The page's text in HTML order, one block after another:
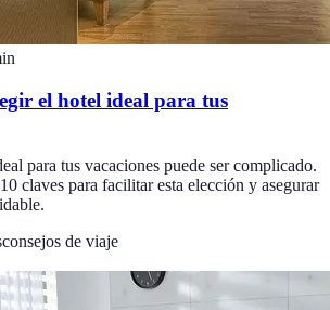
el hotel ideal para tus
para tus vacaciones puede ser complicado.
claves para facilitar esta elección y asegurar
consejos de viaje